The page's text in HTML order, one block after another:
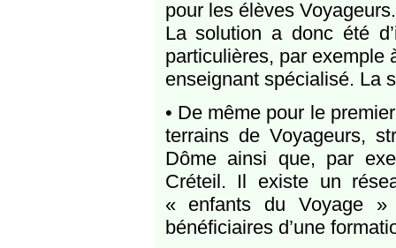
pour les élèves Voyageurs.
La solution a donc été
particulières, par exemple
enseignant spécialisé. La
• De même pour le
terrains de Voyageurs,
Dôme ainsi que, par
Créteil. Il existe un
« enfants du Voyage »
bénéficiaires d’une